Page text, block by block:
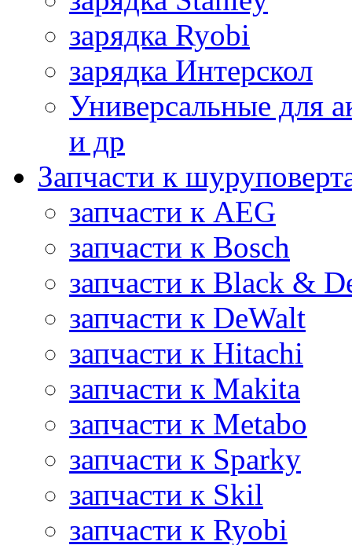
зарядка Ryobi
зарядка Интерскол
Универсальные для
и др
Запчасти к
запчасти к AEG
запчасти к Bosch
запчасти к Black &
запчасти к DeWalt
запчасти к Hitachi
запчасти к Makita
запчасти к Metabo
запчасти к Sparky
запчасти к Skil
запчасти к Ryobi